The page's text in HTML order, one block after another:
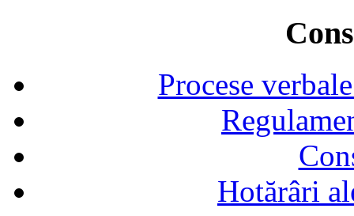
Procese
Hotărâri